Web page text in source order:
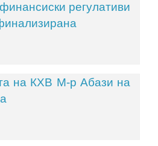
регулативи
на КХВ М-р Абази на